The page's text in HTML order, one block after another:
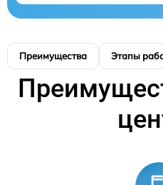
Преимущества Этапы